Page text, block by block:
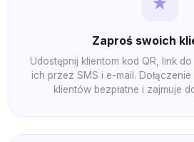
Zaproś swoich
Udostępnij klientom kod QR, link
ich przez SMS i e-mail.
klientów bezpłatne i zajmuje